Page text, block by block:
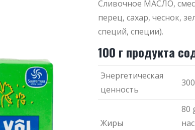
Сливочное МАСЛО,
перец, сахар, чеснок,
специй, специи).
100 г продукта
Энергетическая
ценность
Жиры
80